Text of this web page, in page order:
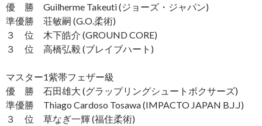
優 勝 Guilherme Takeuti (ジョーズ・ジャパン)
準優勝 荘敏嗣 (G.O.柔術)
３ 位 木下皓介 (GROUND CORE)
３ 位 高橋弘毅 (ブレイブハート)
マスター1紫帯フェザー級
優 勝 石田雄大 (グラップリングシュートボクサーズ)
準優勝 Thiago Cardoso Tosawa (IMPACTO JAPAN B.J.J)
３ 位 草なぎ一輝 (福住柔術)